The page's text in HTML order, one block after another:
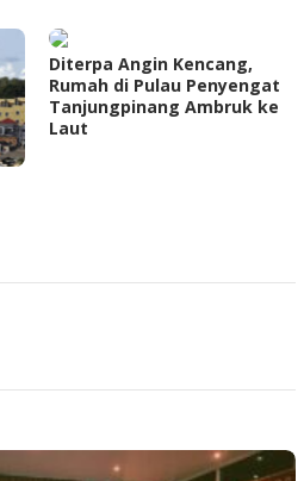
Diterpa Angin Kencang,
Rumah di Pulau Penyengat
Tanjungpinang Ambruk ke
Laut